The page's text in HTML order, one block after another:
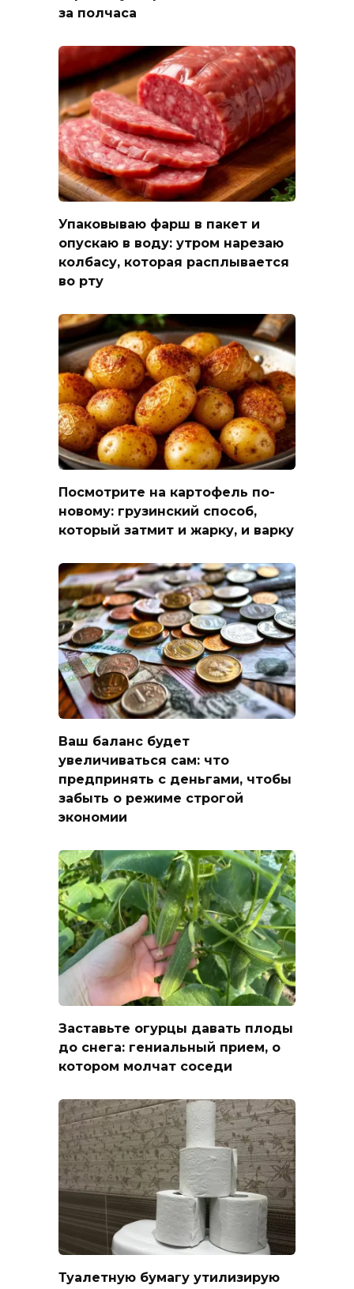
за полчаса
Упаковываю фарш в пакет и
опускаю в воду: утром нарезаю
колбасу, которая расплывается
во рту
Посмотрите на картофель по-
новому: грузинский способ,
который затмит и жарку, и варку
Ваш баланс будет
увеличиваться сам: что
предпринять с деньгами, чтобы
забыть о режиме строгой
экономии
Заставьте огурцы давать плоды
до снега: гениальный прием, о
котором молчат соседи
Туалетную бумагу утилизирую